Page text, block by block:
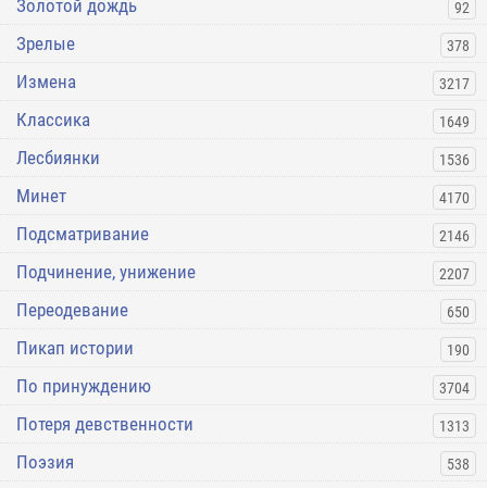
Золотой дождь 92
Зрелые 378
Измена 3217
Классика 1649
Лесбиянки 1536
Минет 4170
Подсматривание 2146
Подчинение, унижение 2207
Переодевание 650
Пикап истории 190
По принуждению 3704
Потеря девственности 1313
Поэзия 538